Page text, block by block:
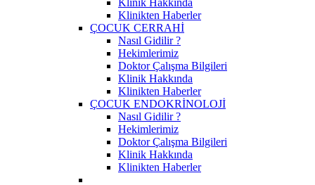
Klinikten Haberler
ÇOCUK CERRAHİ
Nasıl Gidilir ?
Hekimlerimiz
Doktor Çalışma Bilgileri
Klinik Hakkında
Klinikten Haberler
ÇOCUK ENDOKRİNOLOJİ
Nasıl Gidilir ?
Hekimlerimiz
Doktor Çalışma Bilgileri
Klinik Hakkında
Klinikten Haberler